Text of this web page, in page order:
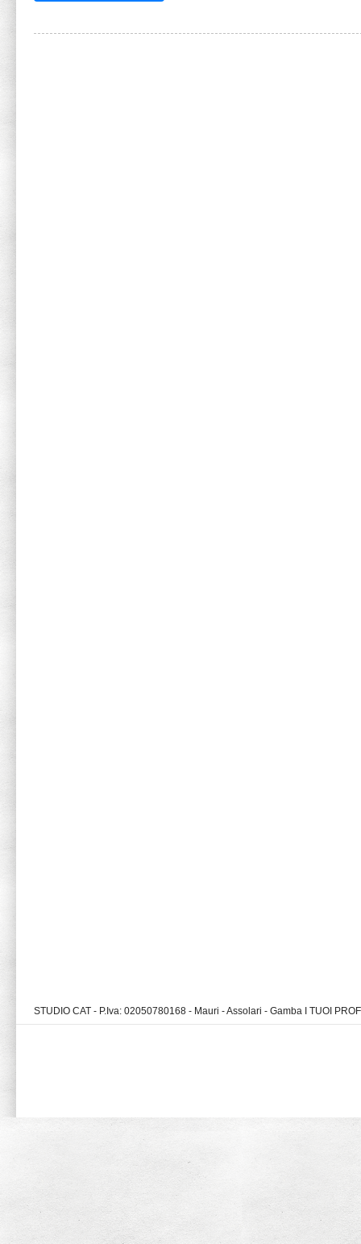
STUDIO CAT - P.Iva: 02050780168 - Mauri - Assolari - Gamba I TUOI